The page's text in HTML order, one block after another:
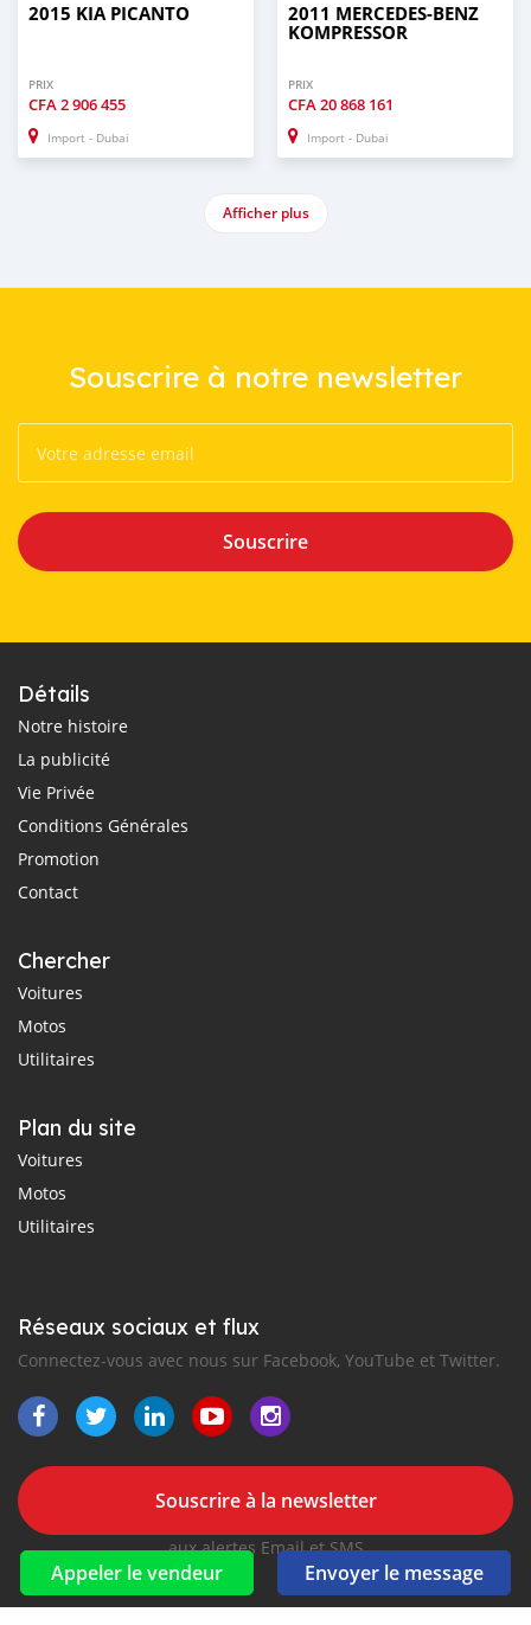
Appeler le vendeur Envoyer le message
2015 KIA PICANTO
PRIX
CFA2 906 455
Import - Dubai
2011 MERCEDES-BENZ
KOMPRESSOR
PRIX
CFA20 868 161
Import - Dubai
Afficher plus
Souscrire à notre newsletter
Souscrire
Détails
Notre histoire
La publicité
Vie Privée
Conditions Générales
Promotion
Contact
Chercher
Voitures
Motos
Utilitaires
Plan du site
Voitures
Motos
Utilitaires
Réseaux sociaux et flux
Connectez-vous avec nous sur Facebook, YouTube et Twitter.
Souscrire à la newsletter
aux alertes Email et SMS